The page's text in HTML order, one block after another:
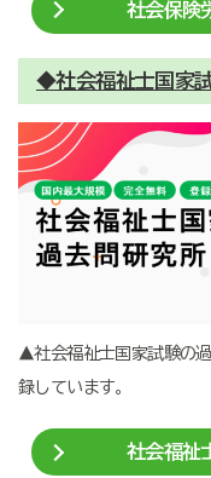
社会保険
◆社会福祉士国家
▲社会福祉士国家試験の
録しています。
社会福祉